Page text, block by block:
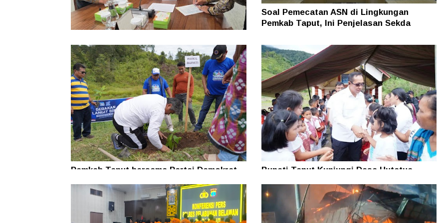
Pemkab Taput Restrukturisasi Pinjaman
PEN menjadi 15 Tahun‎
Soal Pemecatan ASN di Lingkungan
Pemkab Taput, Ini Penjelasan Sekda
Pemkab Taput bersama Partai Demokrat
Alam
Bupati Taput Kunjungi Desa Hutatua
Kesejahteraan Masyarakat